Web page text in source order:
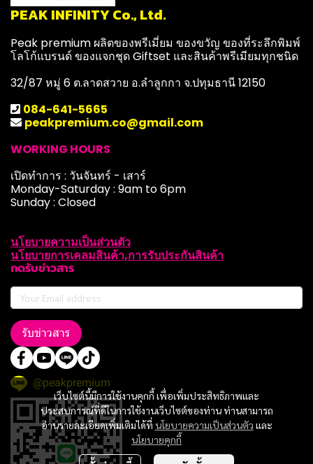
เว็บไซต์นี้มีการใช้งานคุกกี้ เพื่อเพิ่มประสิทธิภาพและ
ประสบการณ์ที่ดีในการใช้งานเว็บไซต์ของท่าน ท่านสามารถ
อ่านรายละเอียดเพิ่มเติมได้ที่ นโยบายความเป็นส่วนตัว และ
นโยบายคุกกี้
PEAK INFINITY Co., Ltd.
Peak premium ผลิตของพรีเมี่ยม ของขวัญ ของที่ระลึกพิมพ์
โลโก้แบรนด์ ของแจกชุด Giftset และสินค้าพรีเมียมทุกชนิด
32/87 หมู่ 6 ต.ลาดสวาย อ.ลำลูกกา จ.ปทุมธานี 12150
084-641-5665
peakpremium.co@gmail.com
WORKING HOURS
เปิดทำการ : วันจันทร์ - เสาร์
Monday-Saturday : 9am to 6pm
Sunday : Closed
นโยบายความเป็นส่วนตัว
นโยบายการเคลมสินค้า,การรับประกันสินค้า
กดรับข่าวสาร
รับข่าวสาร
@peakpremium